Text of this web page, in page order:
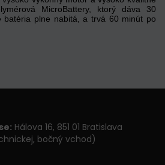
MicroBattery, ktorý dáva 30
batéria plne nabitá, a trvá 60 minút po
Hálova 16, 851 01 Bratislava
bočný vchod)